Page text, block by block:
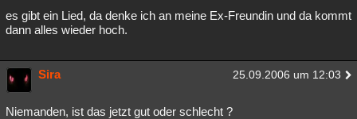
Astronomie Helpdesk
Übersichten
es gibt ein Lied, da denke ich an meine Ex-Freundin und da kommt
dann alles wieder hoch.
Sira 25.09.2006 um 12:03
Niemanden, ist das jetzt gut oder schlecht ?